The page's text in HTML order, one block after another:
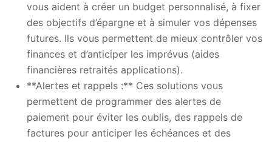
vous aident à créer un budget personnalisé, à fixer
des objectifs d’épargne et à simuler vos dépenses
futures. Ils vous permettent de mieux contrôler vos
finances et d’anticiper les imprévus (aides
financières retraités applications).
**Alertes et rappels :** Ces solutions vous
permettent de programmer des alertes de
paiement pour éviter les oublis, des rappels de
factures pour anticiper les échéances et des